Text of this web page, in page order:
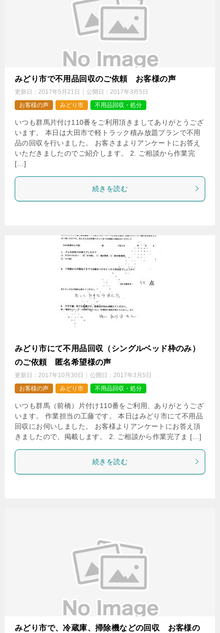
みどり市で不用品回収のご依頼 お客様の声
更新日： 2017年5月21日 公開日： 2017年3月5日
お客様の声
みどり市 不用品回収・処分
いつも群馬片付け110番をご利用頂きましてありがとうござ
います。 本日は大田市で軽トラック積み放題プランで不用
品の回収を行いました。 お客さまよりアンケートにお答え
いただきましたのでご紹介します。 2. ご相談から作業完
[…]
続きを読む
みどり市にて不用品回収（シングルベッド枠のみ）
のご依頼 匿名希望様の声
更新日： 2017年10月30日 公開日： 2017年3月5日
お客様の声
みどり市 不用品回収・処分
いつも群馬（前橋）片付け110番をご利用、ありがとうござ
います。 作業担当の工藤です。 本日はみどり市にて不用品
回収にお伺いしました。 お客様よりアンケートにお答え頂
きましたので、掲載します。 2. ご相談から作業完了ま […]
続きを読む
みどり市で、冷蔵庫、掃除機などの回収 お客様の